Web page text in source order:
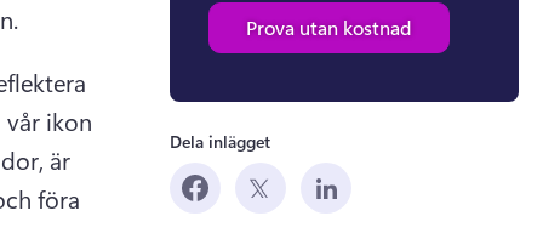
tab)
vår ikon
är
föra
Prova utan kostnad
Dela inlägget